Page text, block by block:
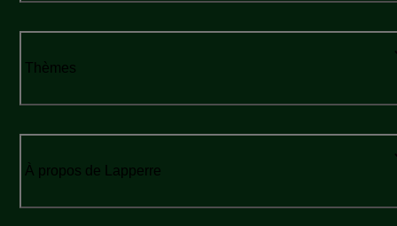
Thèmes
À propos de Lapperre